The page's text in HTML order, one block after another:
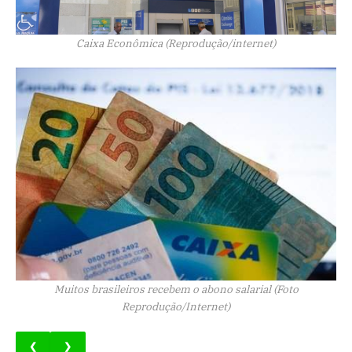
Caixa Econômica (Reprodução/internet)
Muitos brasileiros recebem o abono salarial (Foto
Reprodução/Internet)
❮ ❯